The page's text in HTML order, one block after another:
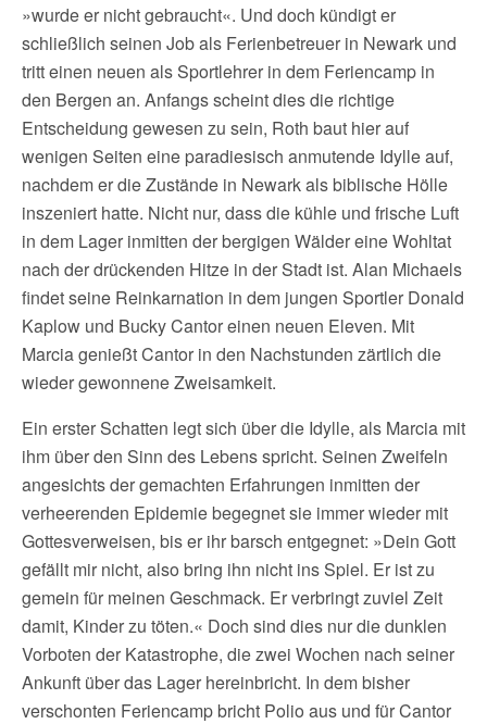
»wurde er nicht gebraucht«. Und doch kündigt er
schließlich seinen Job als Ferienbetreuer in Newark und
tritt einen neuen als Sportlehrer in dem Feriencamp in
den Bergen an. Anfangs scheint dies die richtige
Entscheidung gewesen zu sein, Roth baut hier auf
wenigen Seiten eine paradiesisch anmutende Idylle auf,
nachdem er die Zustände in Newark als biblische Hölle
inszeniert hatte. Nicht nur, dass die kühle und frische Luft
in dem Lager inmitten der bergigen Wälder eine Wohltat
nach der drückenden Hitze in der Stadt ist. Alan Michaels
findet seine Reinkarnation in dem jungen Sportler Donald
Kaplow und Bucky Cantor einen neuen Eleven. Mit
Marcia genießt Cantor in den Nachstunden zärtlich die
wieder gewonnene Zweisamkeit.
Ein erster Schatten legt sich über die Idylle, als Marcia mit
ihm über den Sinn des Lebens spricht. Seinen Zweifeln
angesichts der gemachten Erfahrungen inmitten der
verheerenden Epidemie begegnet sie immer wieder mit
Gottesverweisen, bis er ihr barsch entgegnet: »Dein Gott
gefällt mir nicht, also bring ihn nicht ins Spiel. Er ist zu
gemein für meinen Geschmack. Er verbringt zuviel Zeit
damit, Kinder zu töten.« Doch sind dies nur die dunklen
Vorboten der Katastrophe, die zwei Wochen nach seiner
Ankunft über das Lager hereinbricht. In dem bisher
verschonten Feriencamp bricht Polio aus und für Cantor